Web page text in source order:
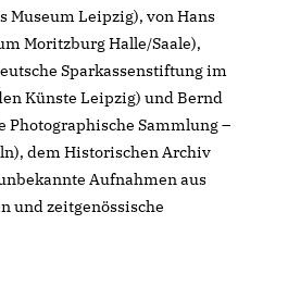
Museum Leipzig), von Hans
Moritzburg Halle/Saale),
Sparkassenstiftung im
Künste Leipzig) und Bernd
Photographische Sammlung –
dem Historischen Archiv
Aufnahmen aus
und zeitgenössische